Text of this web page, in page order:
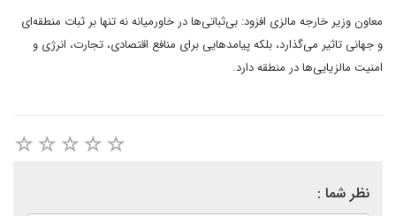
معاون وزیر خارجه مالزی افزود: بی‌ثباتی‌ها در خاورمیانه نه تنها بر ثبات منطقه‌ای
و جهانی تاثیر می‌گذارد، بلکه پیامدهایی برای منافع اقتصادی، تجارت، انرژی و
امنیت مالزیایی‌ها در منطقه دارد.
نظر شما :